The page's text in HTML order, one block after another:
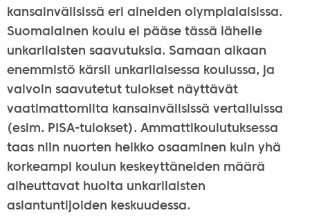
kansainvälisissä eri aineiden olympialaisissa.
Suomalainen koulu ei pääse tässä lähelle
unkarilaisten saavutuksia. Samaan aikaan
enemmistö kärsii unkarilaisessa koulussa, ja
vaivoin saavutetut tulokset näyttävät
vaatimattomilta kansainvälisissä vertailuissa
(esim. PISA-tulokset). Ammattikoulutuksessa
taas niin nuorten heikko osaaminen kuin yhä
korkeampi koulun keskeyttäneiden määrä
aiheuttavat huolta unkarilaisten
asiantuntijoiden keskuudessa.